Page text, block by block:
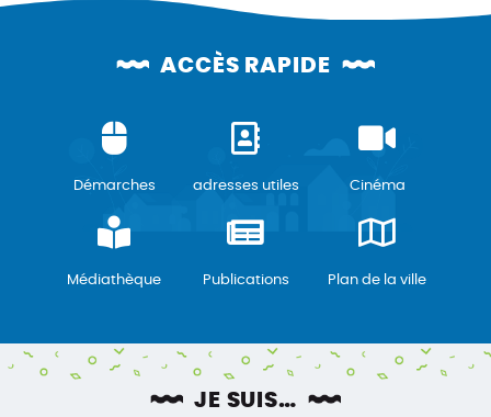
ACCÈS RAPIDE
Démarches adresses utiles Cinéma
Médiathèque Publications Plan de la ville
JE SUIS…